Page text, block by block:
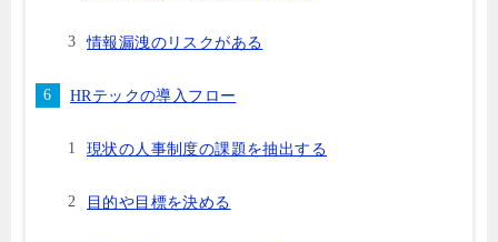
情報漏洩のリスクがある
HRテックの導入フロー
現状の人事制度の課題を抽出する
目的や目標を決める